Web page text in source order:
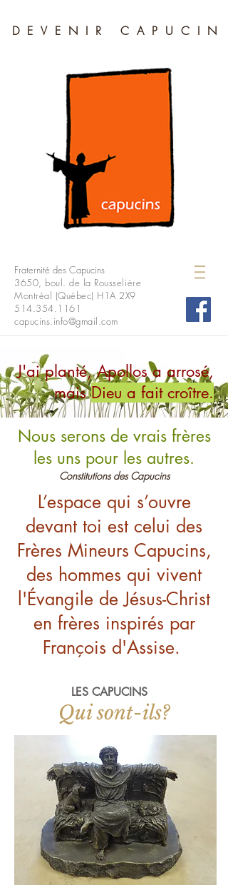
DEVENIR CAPUCIN
Fraternité des Capucins
3650, boul. de la Rousselière
Montréal (Québec) H1A 2X9
514.354.1161
capucins.info@gmail.com
J'ai planté, Apollos a arrosé,
maisDieu a fait croître.
Nous serons de vrais frères
les uns pour les autres.
Constitutions des Capucins
L’espace qui s’ouvre
devant toi est celui des
Frères Mineurs Capucins,
des hommes qui vivent
l'Évangile de Jésus-Christ
en frères inspirés par
François d'Assise.
LES CAPUCINS
Qui sont-ils?